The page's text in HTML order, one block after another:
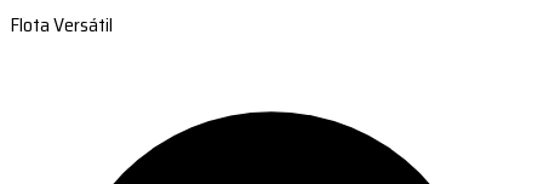
Flota Versátil